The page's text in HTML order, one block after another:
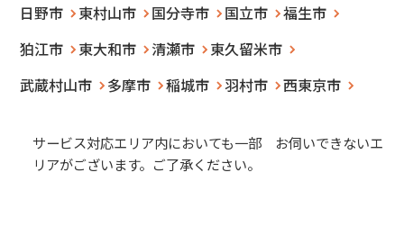
日野市
東村山市 国分寺市 国立市
福生市
狛江市
東大和市 清瀬市
東久留米市
武蔵村山市
多摩市 稲城市 羽村市 西東京市
サービス対応エリア内においても一部 お伺いできないエ
リアがございます。ご了承ください。